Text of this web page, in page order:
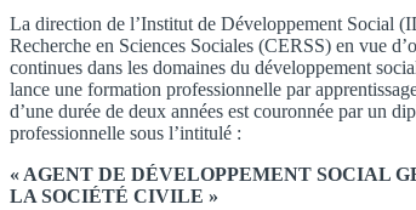
La direction de l’Institut de Développement Social
Recherche en Sciences Sociales (CERSS) en vue
continues dans les domaines du développement
lance une formation professionnelle par
d’une durée de deux années est couronnée par un
professionnelle sous l’intitulé :
« AGENT DE DÉVELOPPEMENT SOCIAL
LA SOCIÉTÉ CIVILE »